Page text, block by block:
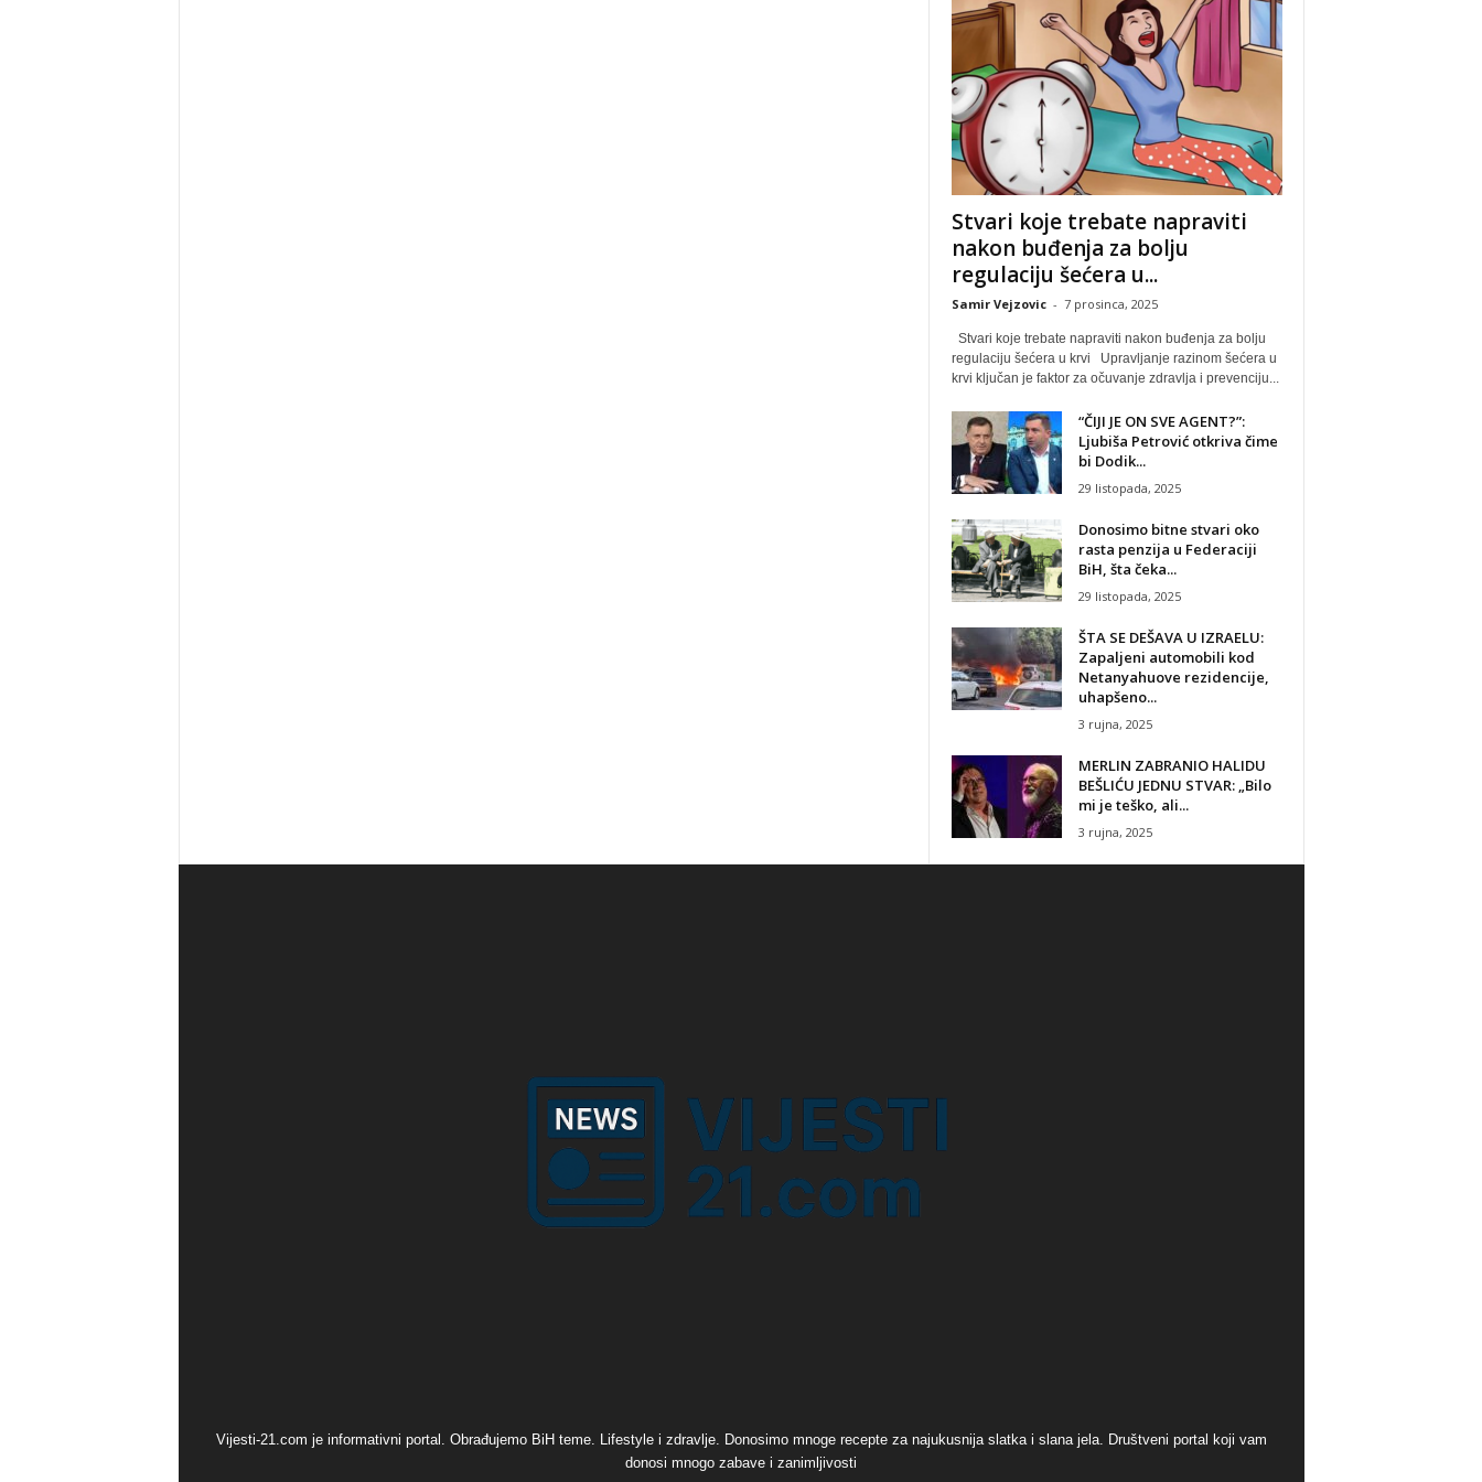
Stvari koje trebate napraviti
nakon buđenja za bolju
regulaciju šećera u...
Samir Vejzovic - 7 prosinca, 2025
Stvari koje trebate napraviti nakon buđenja za bolju
regulaciju šećera u krvi Upravljanje razinom šećera u
krvi ključan je faktor za očuvanje zdravlja i prevenciju...
“ČIJI JE ON SVE AGENT?”:
Ljubiša Petrović otkriva čime
bi Dodik...
29 listopada, 2025
Donosimo bitne stvari oko
rasta penzija u Federaciji
BiH, šta čeka...
29 listopada, 2025
ŠTA SE DEŠAVA U IZRAELU:
Zapaljeni automobili kod
Netanyahuove rezidencije,
uhapšeno...
3 rujna, 2025
MERLIN ZABRANIO HALIDU
BEŠLIĆU JEDNU STVAR: „Bilo
mi je teško, ali...
3 rujna, 2025
Vijesti-21.com je informativni portal. Obrađujemo BiH teme. Lifestyle i zdravlje. Donosimo mnoge recepte za najukusnija slatka i slana jela. Društveni portal koji vam
donosi mnogo zabave i zanimljivosti